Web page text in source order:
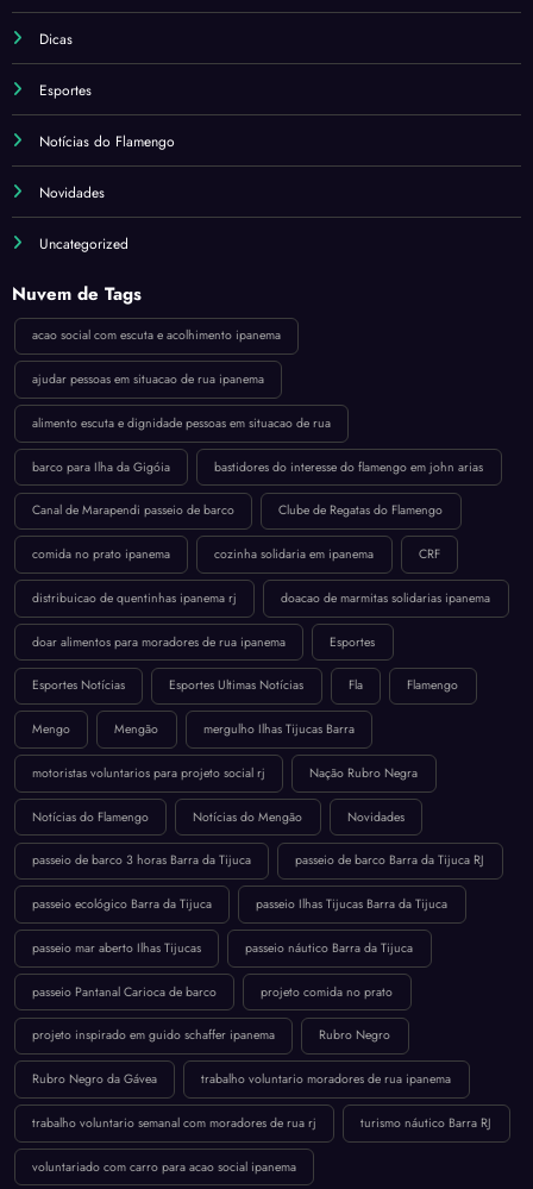
Dicas
Esportes
Notícias do Flamengo
Novidades
Uncategorized
Nuvem de Tags
acao social com escuta e acolhimento ipanema
ajudar pessoas em situacao de rua ipanema
alimento escuta e dignidade pessoas em situacao de rua
barco para Ilha da Gigóia bastidores do interesse do flamengo em john arias
Canal de Marapendi passeio de barco Clube de Regatas do Flamengo
comida no prato ipanema cozinha solidaria em ipanema CRF
distribuicao de quentinhas ipanema rj doacao de marmitas solidarias ipanema
doar alimentos para moradores de rua ipanema Esportes
Esportes Notícias Esportes Ultimas Notícias Fla Flamengo
Mengo Mengão mergulho Ilhas Tijucas Barra
motoristas voluntarios para projeto social rj Nação Rubro Negra
Notícias do Flamengo Notícias do Mengão Novidades
passeio de barco 3 horas Barra da Tijuca passeio de barco Barra da Tijuca RJ
passeio ecológico Barra da Tijuca passeio Ilhas Tijucas Barra da Tijuca
passeio mar aberto Ilhas Tijucas passeio náutico Barra da Tijuca
passeio Pantanal Carioca de barco projeto comida no prato
projeto inspirado em guido schaffer ipanema Rubro Negro
Rubro Negro da Gávea trabalho voluntario moradores de rua ipanema
trabalho voluntario semanal com moradores de rua rj turismo náutico Barra RJ
voluntariado com carro para acao social ipanema